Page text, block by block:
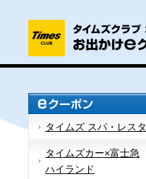
タイムズ スパ・レスタ
タイムズカー×富士急
ハイランド